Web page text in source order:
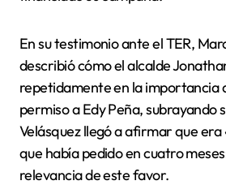
En su testimonio ante el TER,
describió cómo el alcalde
repetidamente en la importancia
permiso a Edy Peña, subrayando
Velásquez llegó a afirmar que era
que había pedido en cuatro
relevancia de este favor.